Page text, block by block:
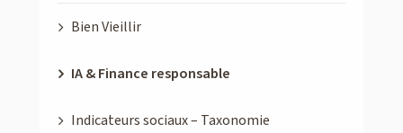
Bien Vieillir
IA & Finance responsable
Indicateurs sociaux – Taxonomie